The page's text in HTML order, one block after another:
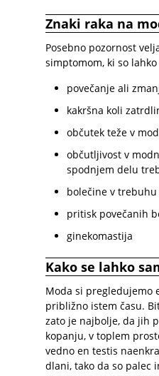
Znaki raka na
Posebno pozornost
simptomom, ki so
povečanje ali
kakršna koli
občutek teže v
občutljivost v
spodnjem delu
bolečine v
pritisk povečanih
ginekomastija
Kako se lahko
Moda si pregledujemo
približno istem času.
zato je najbolje, da jih
kopanju, v toplem
vedno en testis
dlani, tako da so palec